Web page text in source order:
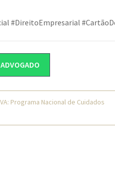
#DireitoEmpresarial
Programa Nacional de Cuidados